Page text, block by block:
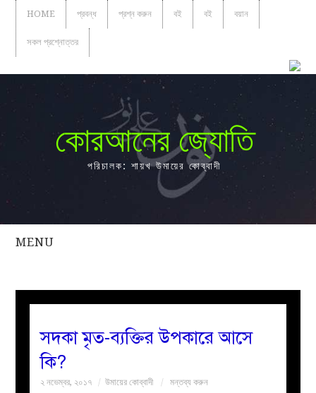
HOME প্রবন্ধ প্রশ্ন করুন বই বই বয়ান
সকল প্রশ্নোত্তর
কোরআনের জ্যোতি
পরিচালক: শায়খ উমায়ের কোব্বাদী
MENU
সকল
বয়ান
নারীদের
সদকা মৃত-ব্যক্তির উপকারে আসে
কি?
২ নভেম্বর, ২০১৭ উমায়ের কোব্বাদী মন্তব্য করুন